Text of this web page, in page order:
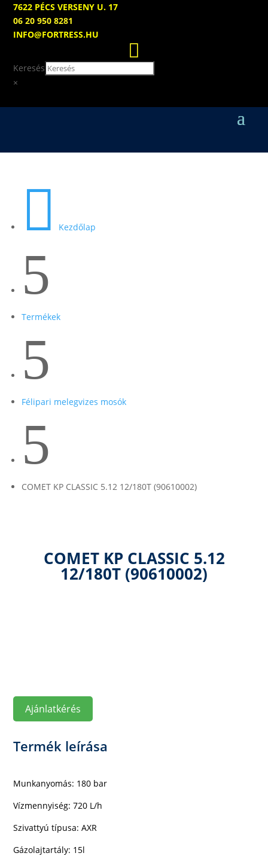
7622 PÉCS VERSENY U. 17
06 20 950 8281
INFO@FORTRESS.HU

Keresés
×
 Kezdőlap
5
Termékek
5
Félipari melegvizes mosók
5
COMET KP CLASSIC 5.12 12/180T (90610002)
COMET KP CLASSIC 5.12
12/180T (90610002)
Ajánlatkérés
Termék leírása
Munkanyomás: 180 bar
Vízmennyiség:720 L/h
Szivattyú típusa: AXR
Gázolajtartály: 15l